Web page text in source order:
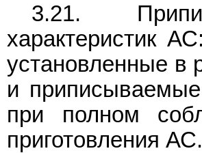
3.21.
характеристик
установленные в
и
при полном
приготовления АС.